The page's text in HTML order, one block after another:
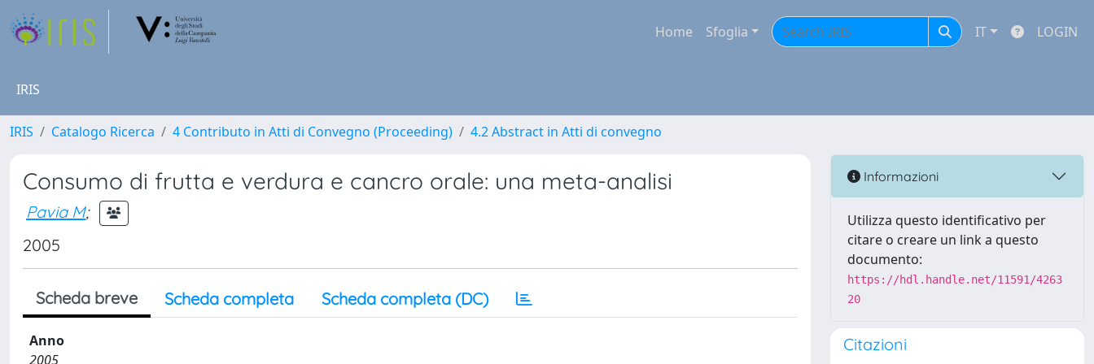
Home Sfoglia IT LOGIN
IRIS
IRIS Catalogo Ricerca 4 Contributo in Atti di Convegno (Proceeding) 4.2 Abstract in Atti di convegno
Consumo di frutta e verdura e cancro orale: una meta-analisi
Pavia M;
2005
Scheda breve Scheda completa Scheda completa (DC)
Anno
2005
Informazioni
Utilizza questo identificativo per
citare o creare un link a questo
documento:
https://hdl.handle.net/11591/4263
20
Citazioni